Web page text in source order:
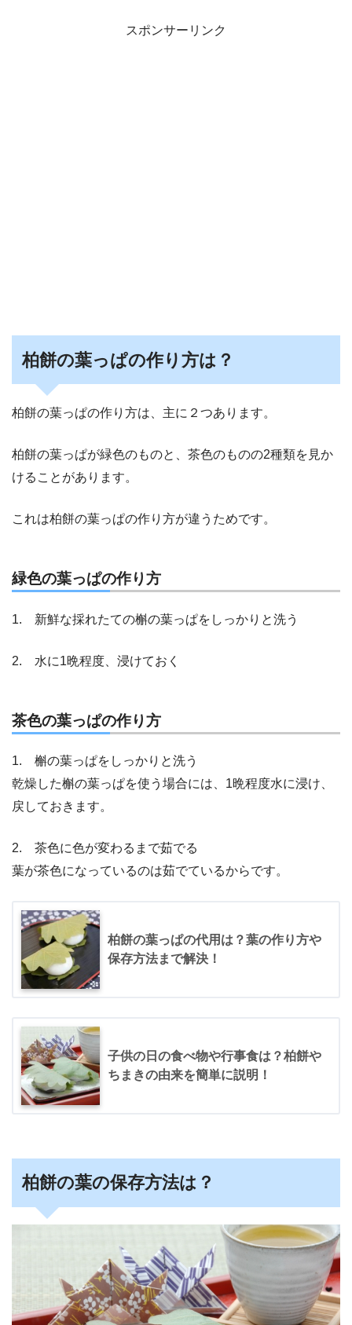
スポンサーリンク
柏餅の葉っぱの作り方は？
柏餅の葉っぱの作り方は、主に２つあります。
柏餅の葉っぱが緑色のものと、茶色のものの2種類を見か
けることがあります。
これは柏餅の葉っぱの作り方が違うためです。
緑色の葉っぱの作り方
1. 新鮮な採れたての槲の葉っぱをしっかりと洗う
2. 水に1晩程度、浸けておく
茶色の葉っぱの作り方
1. 槲の葉っぱをしっかりと洗う
乾燥した槲の葉っぱを使う場合には、1晩程度水に浸け、
戻しておきます。
2. 茶色に色が変わるまで茹でる
葉が茶色になっているのは茹でているからです。
柏餅の葉っぱの代用は？葉の作り方や
保存方法まで解決！
子供の日の食べ物や行事食は？柏餅や
ちまきの由来を簡単に説明！
柏餅の葉の保存方法は？